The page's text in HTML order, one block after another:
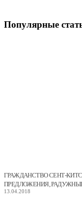
Популярные
ГРАЖДАНСТВО СЕНТ-
ПРЕДЛОЖЕНИЯ,
13.04.2018